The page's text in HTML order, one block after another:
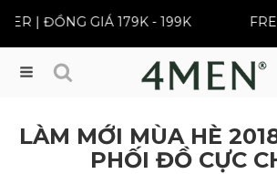
GIÁ 179K - 199K FREESHIP
Menu
LÀM MỚI MÙA HÈ
PHỐI ĐỒ CỰC